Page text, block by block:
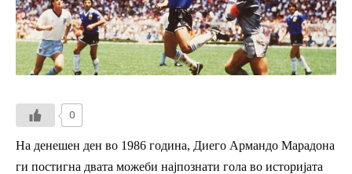
0
На денешен ден во 1986 година, Диего Армандо Марадона
ги постигна двата можеби најпознати гола во историјата